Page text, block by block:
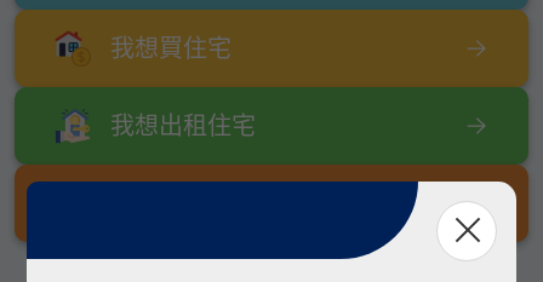
我想買住宅
我想出租住宅